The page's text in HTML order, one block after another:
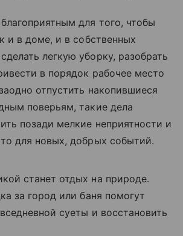
для того, чтобы
и в доме, и в собственных
легкую уборку, разобрать
в порядок рабочее место
отпустить накопившиеся
поверьям, такие дела
позади мелкие неприятности и
для новых, добрых событий.
станет отдых на природе.
за город или баня помогут
суеты и восстановить